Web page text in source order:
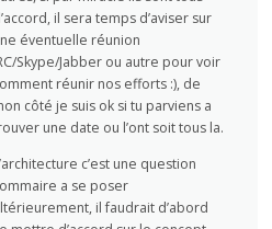
il sera temps d’aviser sur
éventuelle réunion
Skype/Jabber ou autre pour voir
réunir nos efforts :), de
côté je suis ok si tu parviens a
une date ou l’ont soit tous la.
c’est une question
a se poser
il faudrait d’abord